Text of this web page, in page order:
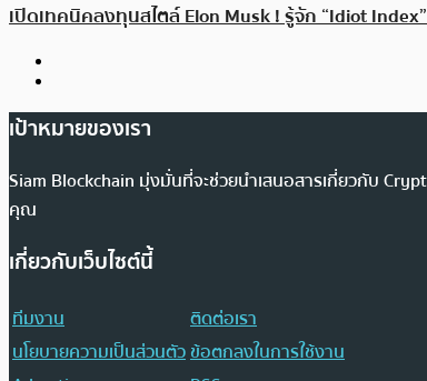
เปิดเทคนิคลงทุนสไตล์ Elon Musk ! รู้จัก “Idiot
เป้าหมายของเรา
Siam Blockchain มุ่งมั่นที่จะช่วยนำเสนอสารเกี่ยวกับ
คุณ
เกี่ยวกับเว็บไซต์นี้
ทีมงาน
ติดต่อเรา
นโยบายความเป็นส่วนตัวข้อตกลงในการใช้งาน